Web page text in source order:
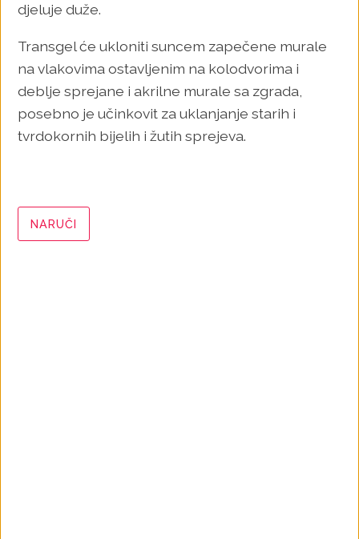
djeluje duže.
Transgel će ukloniti suncem zapečene murale
na vlakovima ostavljenim na kolodvorima i
deblje sprejane i akrilne murale sa zgrada,
posebno je učinkovit za uklanjanje starih i
tvrdokornih bijelih i žutih sprejeva.
NARUČI